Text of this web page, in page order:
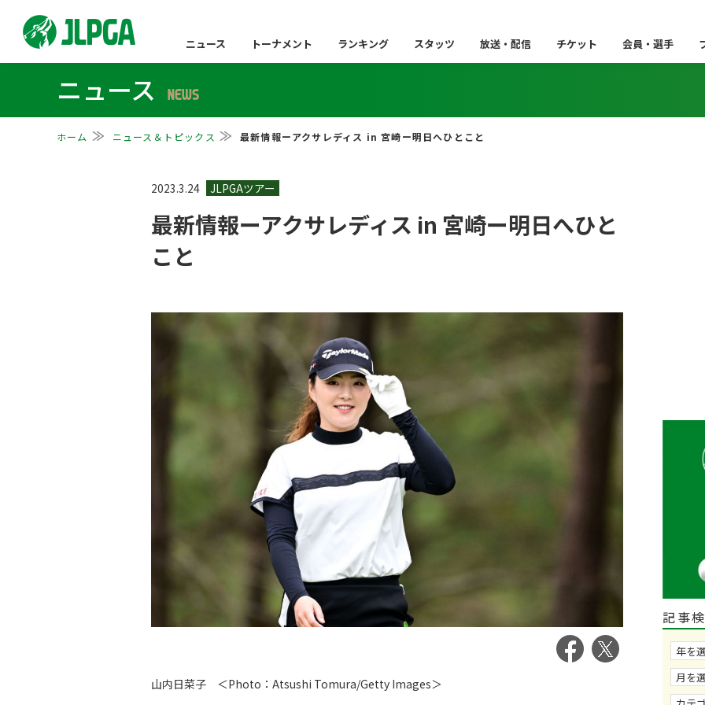
ニュース トーナメント ランキング スタッツ 放送・配信 チケット 会員・選手
ニュース NEWS
ホーム ニュース＆トピックス 最新情報ーアクサレディス in 宮崎ー明日へひとこと
2023.3.24
最新情報ーアクサレディス in 宮崎ー明日へひと
こと
山内日菜子 ＜Photo：Atsushi Tomura/Getty Images＞
記事